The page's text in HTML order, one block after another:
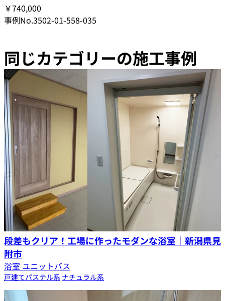
￥740,000
事例No.3502-01-558-035
同じカテゴリーの施工事例
段差もクリア！工場に作ったモダンな浴室｜新潟県見
附市
浴室 ユニットバス
戸建てパステル系 ナチュラル系